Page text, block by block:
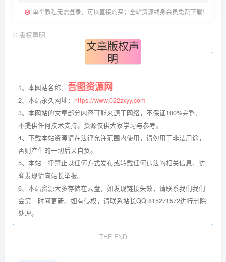
单个教程无需登录，可以直接购买；全站资源终身会员免费下载！
© 版权声明
文章版权声
明
1、本网站名称： 吾图资源网
2、本站永久网址： https://www.022zxyy.com
3、本网站的文章部分内容可能来源于网络，不保证100%完整、
不提供任何技术支持。资源仅供大家学习与参考。
4、下载本站资源请在法律允许范围内使用，请勿用于非法用途，
否则产生的一切后果自负。
5、本站一律禁止以任何方式发布或转载任何违法的相关信息，访
客发现请向站长举报。
6、本站资源大多存储在云盘，如发现链接失效，请联系我们我们
会第一时间更新。如有侵权，请联系站长QQ:815271572进行删除
处理。
THE END